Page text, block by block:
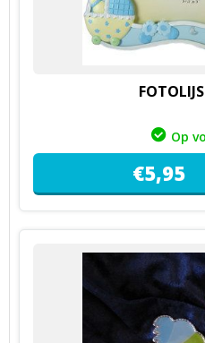
Op
€5,95